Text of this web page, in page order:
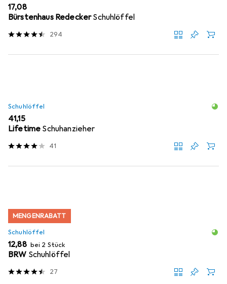
EUR
17,08
Bürstenhaus RedeckerSchuhlöffel
294
Schuhlöffel
EUR
41,15
Lifetime Schuhanzieher
41
MENGENRABATT
Schuhlöffel
EUR
12,88 bei 2 Stück
BRW Schuhlöffel
27